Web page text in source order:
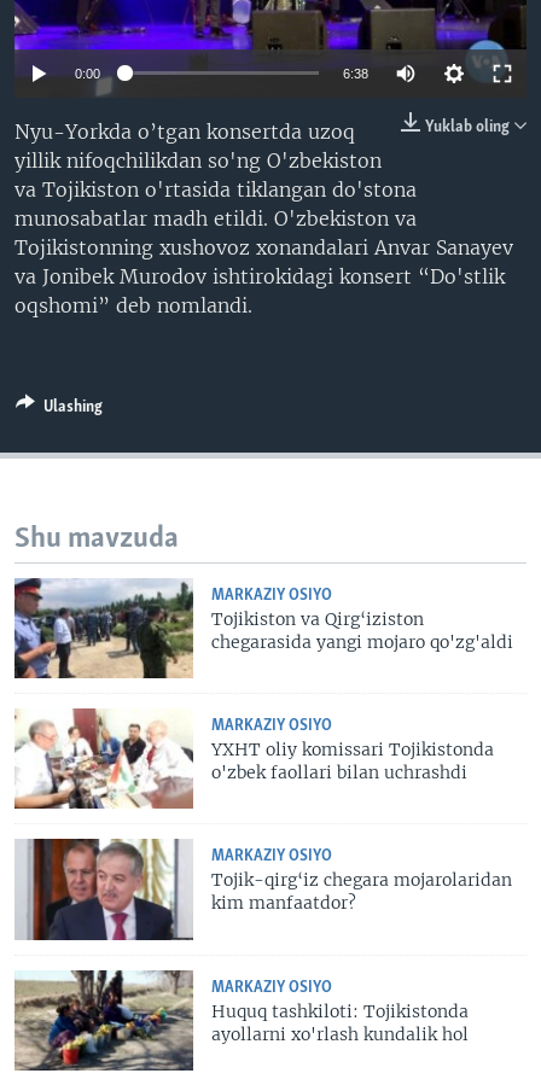
VIDEO
XABARLAR SURATLARDA
ODNOKLASSNIKI
TELEGRAM
SOUNDCLOUD
VOA
0:00 6:38
Yuklab oling
Nyu-Yorkda o’tgan konsertda uzoq
yillik nifoqchilikdan so'ng O'zbekiston
va Tojikiston o'rtasida tiklangan do'stona
munosabatlar madh etildi. O'zbekiston va
Tojikistonning xushovoz xonandalari Anvar Sanayev
va Jonibek Murodov ishtirokidagi konsert “Do'stlik
oqshomi” deb nomlandi.
Ulashing
Shu mavzuda
MARKAZIY OSIYO
Tojikiston va Qirg‘iziston
chegarasida yangi mojaro qo'zg'aldi
MARKAZIY OSIYO
YXHT oliy komissari Tojikistonda
o'zbek faollari bilan uchrashdi
MARKAZIY OSIYO
Tojik-qirg‘iz chegara mojarolaridan
kim manfaatdor?
MARKAZIY OSIYO
Huquq tashkiloti: Tojikistonda
ayollarni xo'rlash kundalik hol